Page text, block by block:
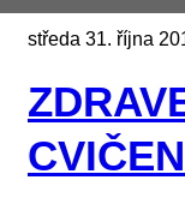
středa 31. října